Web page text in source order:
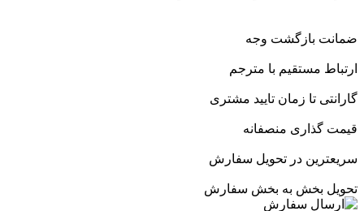
ضمانت بازگشت وجه
ارتباط مستقیم با مترجم
گارانتی تا زمان تایید مشتری
قیمت گذاری منصفانه
سریعترین در تحویل سفارش
تحویل بخش به بخش سفارش